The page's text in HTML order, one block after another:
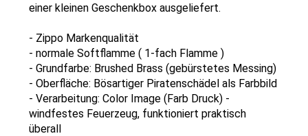
einer kleinen Geschenkbox ausgeliefert.
- Zippo Markenqualität
- normale Softflamme ( 1-fach Flamme )
- Grundfarbe: Brushed Brass (gebürstetes Messing)
- Oberfläche: Bösartiger Piratenschädel als Farbbild
- Verarbeitung: Color Image (Farb Druck) -
windfestes Feuerzeug, funktioniert praktisch
überall